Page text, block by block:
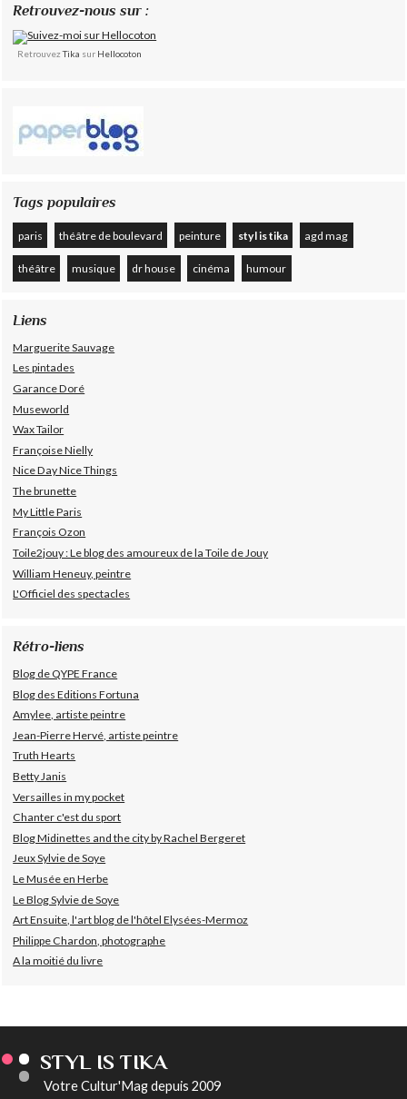
Retrouvez-nous sur :
RetrouvezTika sur Hellocoton
Tags populaires
paris théâtre de boulevard peinture styl is tika agd mag
théâtre musique dr house cinéma humour
Liens
Marguerite Sauvage
Les pintades
Garance Doré
Museworld
Wax Tailor
Françoise Nielly
Nice Day Nice Things
The brunette
My Little Paris
François Ozon
Toile2jouy : Le blog des amoureux de la Toile de Jouy
William Heneuy, peintre
L'Officiel des spectacles
Rétro-liens
Blog de QYPE France
Blog des Editions Fortuna
Amylee, artiste peintre
Jean-Pierre Hervé, artiste peintre
Truth Hearts
Betty Janis
Versailles in my pocket
Chanter c'est du sport
Blog Midinettes and the city by Rachel Bergeret
Jeux Sylvie de Soye
Le Musée en Herbe
Le Blog Sylvie de Soye
Art Ensuite, l'art blog de l'hôtel Elysées-Mermoz
Philippe Chardon, photographe
A la moitié du livre
STYL IS TIKA
Votre Cultur'Mag depuis 2009